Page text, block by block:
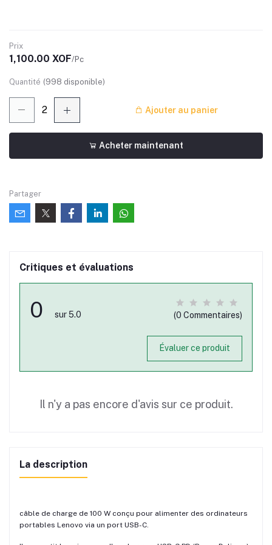
Prix
1,100.00 XOF/Pc
Quantité (998 disponible)
Ajouter au panier
Acheter maintenant
Partager
Critiques et évaluations
0 sur 5.0 (0 Commentaires)
Évaluer ce produit
Il n'y a pas encore d'avis sur ce produit.
La description
câble de charge de 100 W conçu pour alimenter des ordinateurs
portables Lenovo via un port USB-C.